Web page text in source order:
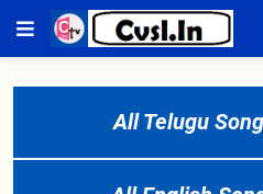
All Telugu